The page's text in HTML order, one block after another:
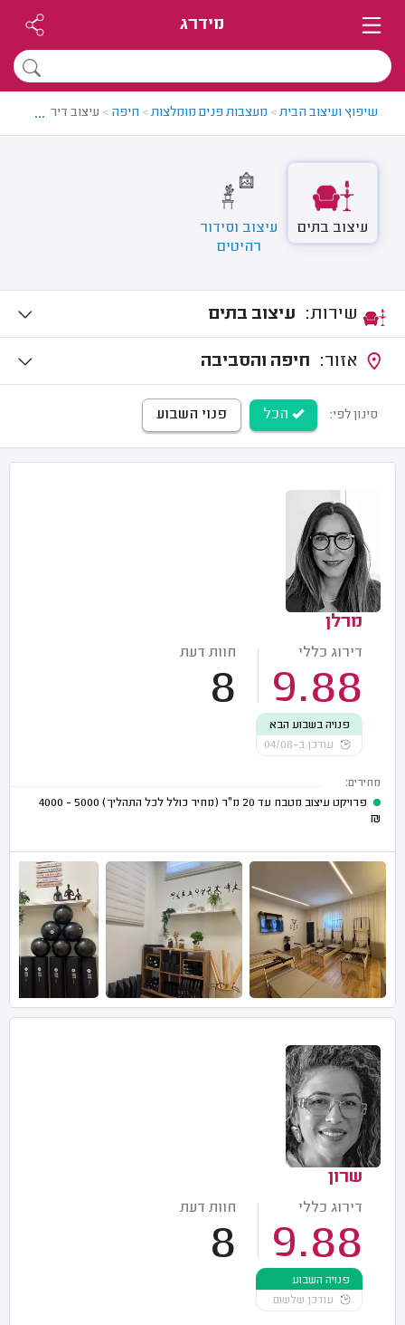
מידרג
שיפוץ ועיצוב הבית> מעצבות פנים מומלצות> חיפה > עיצוב דירה בחיפה
...
עיצוב בתים
עיצוב וסידור
רהיטים
עיצוב בתים
חיפה והסביבה
סינון לפי: הכל פנוי השבוע
מרלן
דירוג כללי
9.88
חוות דעת
8
פנויה בשבוע הבא
עודכן ב-04/08
מחירים:
פרויקט עיצוב מטבח עד 20 מ"ר (מחיר כולל לכל התהליך)
5000 - 4000
₪
שרון
דירוג כללי
9.88
חוות דעת
8
פנויה השבוע
עודכן שלשום